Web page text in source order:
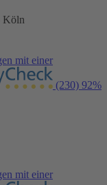
Köln
mit einer
(230) 92%
mit einer